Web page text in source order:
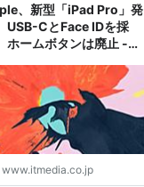
、新型「iPad Pro」発
CとFace IDを採
ホームボタンは廃止 -
www.itmedia.co.jp